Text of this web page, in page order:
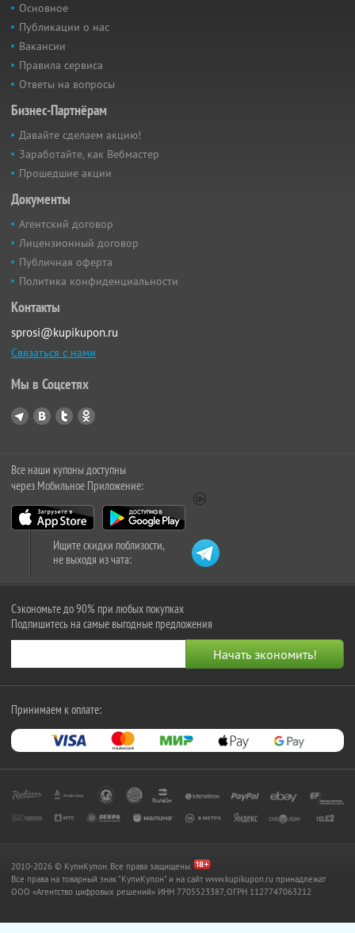
Основное
Публикации о нас
Вакансии
Правила сервиса
Ответы на вопросы
Бизнес-Партнёрам
Давайте сделаем акцию!
Заработайте, как Вебмастер
Прошедшие акции
Документы
Агентский договор
Лицензионный договор
Публичная оферта
Политика конфиденциальности
Контакты
sprosi@kupikupon.ru
Связаться с нами
Мы в Соцсетях
Все наши купоны доступны
через Мобильное Приложение:
Ищите скидки поблизости,
не выходя из чата:
Сэкономьте до 90% при любых покупках
Подпишитесь на самые выгодные предложения
Принимаем к оплате:
2010-2026 © КупиКупон. Все права защищены.
Все права на товарный знак "КупиКупон" и на сайт www.kupikupon.ru принадлежат
OOO «Агентство цифровых решений» ИНН 7705523387, ОГРН 1127747063212